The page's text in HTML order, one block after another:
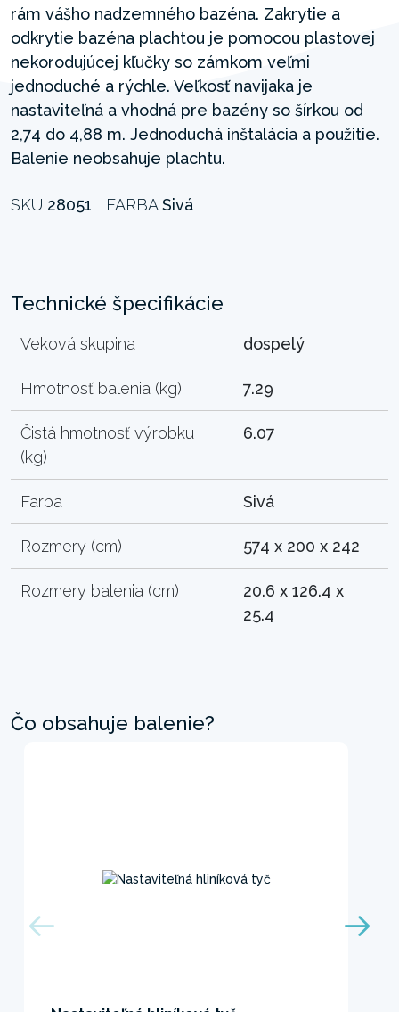
rám vášho nadzemného bazéna. Zakrytie a
odkrytie bazéna plachtou je pomocou plastovej
nekorodujúcej kľučky so zámkom veľmi
jednoduché a rýchle. Veľkosť navijaka je
nastaviteľná a vhodná pre bazény so šírkou od
2,74 do 4,88 m. Jednoduchá inštalácia a použitie.
Balenie neobsahuje plachtu.
SKU 28051 FARBASivá
Technické špecifikácie
Veková skupina dospelý
Hmotnosť balenia (kg) 7.29
Čistá hmotnosť výrobku
(kg)
6.07
Farba Sivá
Rozmery (cm) 574 x 200 x 242
Rozmery balenia (cm)
20.6 x 126.4 x
25.4
Čo obsahuje balenie?